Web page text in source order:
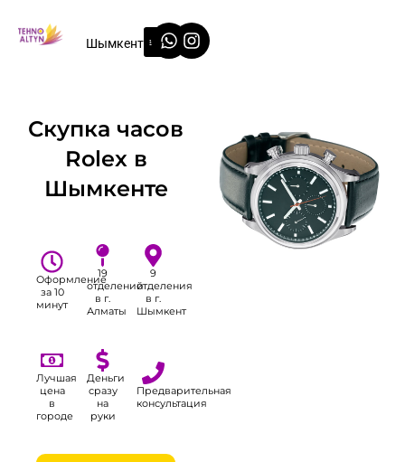
содержимому
Шымкент
Whatsapp
Instagram
Скупка часов
Rolex в
Шымкенте
Оформление
за 10
минут
19
отделений
в г.
Алматы
9
отделения
в г.
Шымкент
Лучшая
цена
в
городе
Деньги
сразу
на
руки
Предварительная
консультация